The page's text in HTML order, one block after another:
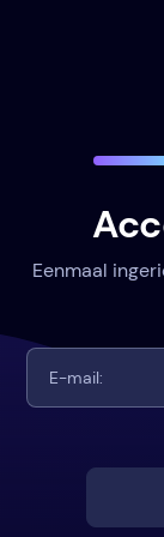
Eenmaal